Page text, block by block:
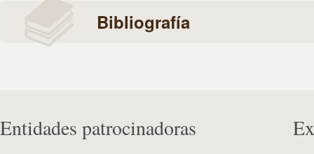
Bibliografía
Entidades patrocinadoras